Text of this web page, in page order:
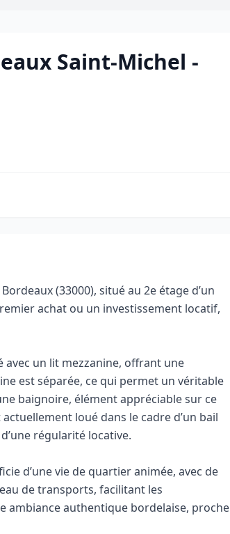
Saint-Michel -
(33000), situé au 2e étage d’un
achat ou un investissement locatif,
avec un lit mezzanine, offrant une
est séparée, ce qui permet un véritable
baignoire, élément appréciable sur ce
loué dans le cadre d’un bail
régularité locative.
d’une vie de quartier animée, avec de
de transports, facilitant les
ambiance authentique bordelaise, proche